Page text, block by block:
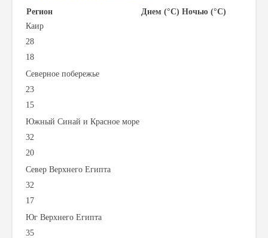
Регион Днем (°C) Ночью (°C)
Каир
28
18
Северное побережье
23
15
Южный Синай и Красное море
32
20
Север Верхнего Египта
32
17
Юг Верхнего Египта
35